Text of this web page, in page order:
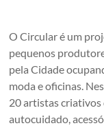
O Circular é um
pequenos
pela Cidade
moda e oficinas.
20 artistas criativos
autocuidado,